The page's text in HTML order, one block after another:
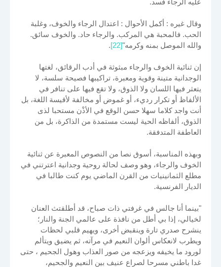
عليه الرجاء فسد.
وقال غيره : أكمل الأحوال : اعتدال الرجاء والخوف، وغلبة
الحب. فالمحبة هي المركب. والرجاء حاد. والخوف سائق.
والله الموصل بمنه وكرمه"[22]
.
إن ثنائية الخوف والرجاء مبثوثة في أدب الرقائق، لغتها
الوجدانية متينة وقوية ومعبرة، تراكيبها فصيحة سلسة، لا
يتعثر فيها اللسان ولا الذوق، ولا تقع فيها على تنافر في
الألفاظ أو تكرار رديء، أو غموض أو مخالفة لأقيسة اللغة، بل
أنت واجد كلاما سهلا حسن الوقع في الأذْن مستحبا لذى
الذوق، ألفاظه الحية ليست مستمدة من الذاكرة، بل من
العاطفة المتدفقة.
وبهذه المناسبة، أسوق نصا من النصوص المعبرة عن ثنائية
الخوف والرجاء، وهو وصف لحالة روحية وجدانية اعترتني في
مطلع الثمانينيات من القرن الماضي يوم كنت طالبا في
الديار الفرنسية.
"بينما أنا جالس في غرفتي ذات صباح، قد أطلقتث العنان
لخيالي، إذا بي أطل من نافذة على عالمي الجنة والنار؛
ينشرح صدري تارة وينقبض أخرى، ويهيم قلبي لحظات
ويطرب لانعكاس ألوان النعيم في مرآته، ثم يضيق ويتألم
لورود ما يخيفه ويزعجه من صور العذاب وهول الجحيم ، حتى
غدا باطني مسرحا لصراع عنيف بين النعيم والجحيم،